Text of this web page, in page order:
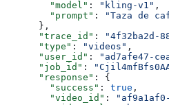
        "model"
: "kling-v1" ,
        "prompt"
:
"Taza de
      },
      "trace_id"
:
"4f32ba2d-
      "type"
: "videos" ,
      "user_id"
:
"ad7afe47-
      "job_id"
:
      "response"
: {
        "success"
: true ,
        "video_id"
: